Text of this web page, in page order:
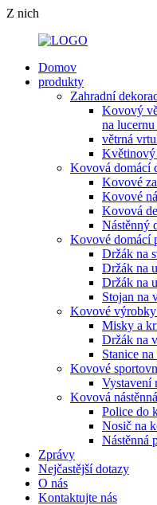
Z nich
Domov
produkty
Zahradní
Kovový
na
větrná
Kovová domácí
Kovové
Kovové
Kovová
Nástěnný
Kovové domácí
Držák na
Držák na
Držák na
Stojan na
Kovové
Misky a
Držák na
Stanice
Kovové
Vystavení
Kovová
Police do
Nosič na
Nástěnná
Zprávy
Nejčastější dotazy
O nás
Kontaktujte nás